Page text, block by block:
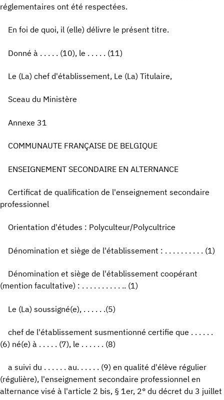
réglementaires ont été respectées.
En foi de quoi, il (elle) délivre le présent titre.
Donné à . . . . . (10), le . . . . . (11)
Le (La) chef d'établissement, Le (La) Titulaire,
Sceau du Ministère
Annexe 31
COMMUNAUTE FRANÇAISE DE BELGIQUE
ENSEIGNEMENT SECONDAIRE EN ALTERNANCE
Certificat de qualification de l'enseignement secondaire
professionnel
Orientation d'études : Polyculteur/Polycultrice
Dénomination et siège de l'établissement : . . . . . . . . . . (1)
Dénomination et siège de l'établissement coopérant
(mention facultative) : . . . . . . . . . . .. (1)
Le (La) soussigné(e), . . . . . .(5)
chef de l'établissement susmentionné certifie que . . . . . .
(6) né(e) à . . . . . (7), le . . . . . . (8)
a suivi du . . . . . . au. . . . . . (9) en qualité d'élève régulier
(régulière), l'enseignement secondaire professionnel en
alternance visé à l'article 2 bis, § 1er, 2° du décret du 3 juillet